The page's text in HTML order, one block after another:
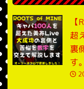
超
裏
す。